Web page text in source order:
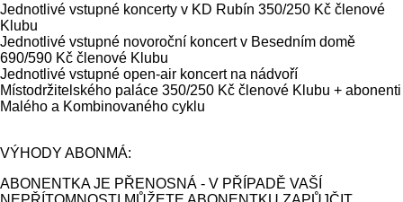
Jednotlivé vstupné koncerty v KD Rubín 350/250 Kč členové
Klubu
Jednotlivé vstupné novoroční koncert v Besedním domě
690/590 Kč členové Klubu
Jednotlivé vstupné open-air koncert na nádvoří
Místodržitelského paláce 350/250 Kč členové Klubu + abonenti
Malého a Kombinovaného cyklu
VÝHODY ABONMÁ:
ABONENTKA JE PŘENOSNÁ - V PŘÍPADĚ VAŠÍ